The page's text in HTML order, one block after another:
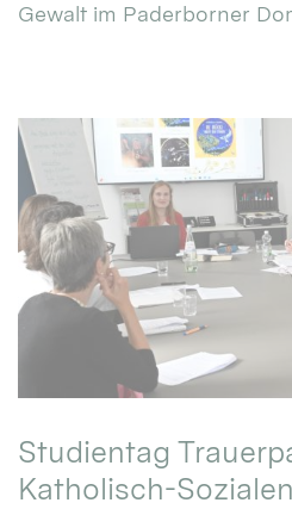
Gewalt im Paderborner
Studientag
Katholisch-